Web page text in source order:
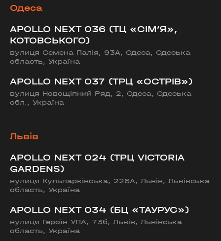
Одеса
APOLLO NEXT 036 (ТЦ «СІМ’Я»,
КОТОВСЬКОГО)
вулиця Семена Палія, 93А, Одеса, Одеська
область, Україна
APOLLO NEXT 037 (ТРЦ «ОСТРІВ»)
вулиця Новощіпний Ряд, 2, Одеса, Одеська
обл., Україна
Львів
APOLLO NEXT 024 (ТРЦ VICTORIA
GARDENS)
вулиця Кульпарківська, 226А, Львів, Львівська
область, Україна
APOLLO NEXT 034 (БЦ «ТАУРУС»)
вулиця Героїв УПА, 73б, Львів, Львівська
область, Україна